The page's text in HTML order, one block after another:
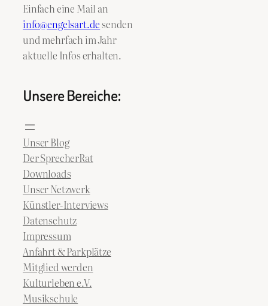
Einfach eine Mail an
info@engelsart.desenden
und mehrfach im Jahr
aktuelle Infos erhalten.
Unsere Bereiche:
Unser Blog
Der SprecherRat
Downloads
Unser Netzwerk
Künstler-Interviews
Datenschutz
Impressum
Anfahrt & Parkplätze
Mitglied werden
Kulturleben e.V.
Musikschule